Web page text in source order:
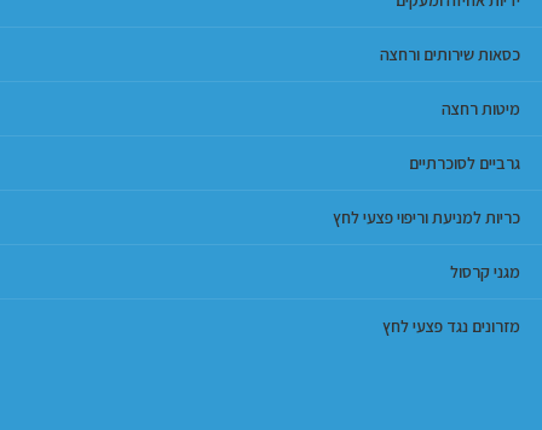
כסאות שירותים ורחצה
מיטות רחצה
גרביים לסוכרתיים
כריות למניעת וריפוי פצעי לחץ
מגני קרסול
מזרונים נגד פצעי לחץ